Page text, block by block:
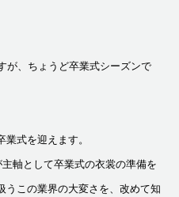
が、ちょうど卒業式シーズンで
式を迎えます。
軸として卒業式の衣裳の準備を
うこの業界の大変さを、改めて知